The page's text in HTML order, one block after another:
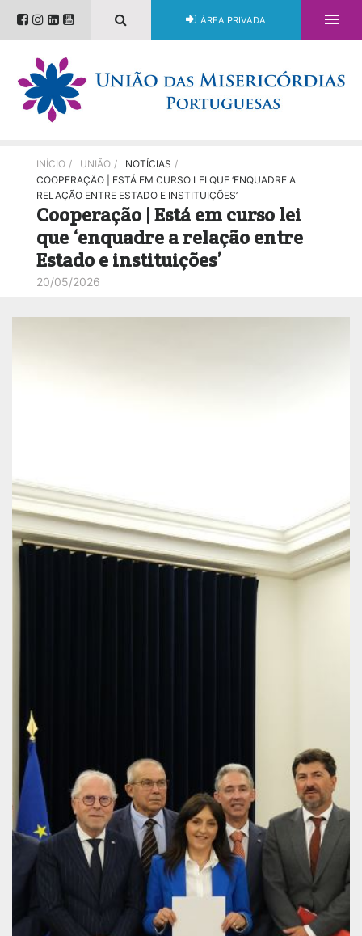
ÁREA PRIVADA 
INÍCIO / UNIÃO / NOTÍCIAS /
COOPERAÇÃO | ESTÁ EM CURSO LEI QUE ‘ENQUADRE A
RELAÇÃO ENTRE ESTADO E INSTITUIÇÕES’
Cooperação | Está em curso lei
que ‘enquadre a relação entre
Estado e instituições’
20/05/2026